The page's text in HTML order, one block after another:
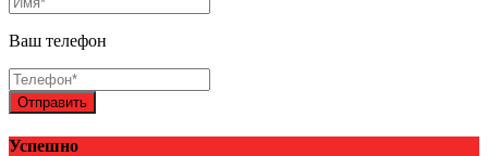
Ваш телефон
Отправить
Успешно